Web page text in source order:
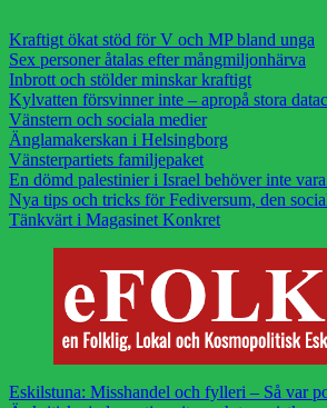
Kraftigt ökat stöd för V och MP bland unga
Sex personer åtalas efter mångmiljonhärva
Inbrott och stölder minskar kraftigt
Kylvatten försvinner inte – apropå stora
Vänstern och sociala medier
Änglamakerskan i Helsingborg
Vänsterpartiets familjepaket
En dömd palestinier i Israel behöver inte
Nya tips och tricks för Fediversum, den
Tänkvärt i Magasinet Konkret
Eskilstuna: Misshandel och fylleri – Så var